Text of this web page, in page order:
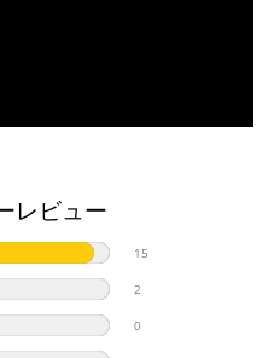
け取りを拒否させて頂きま
割払いのご利用には、事前
対応のため、一括払い・リ
カード会社の定めによります
のでご連絡をお願いいたし
レビュー
15
2
0